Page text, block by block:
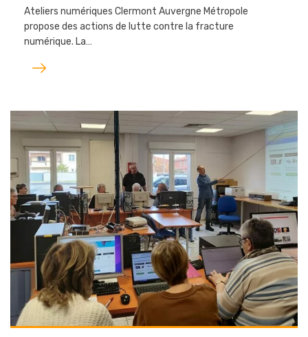
Ateliers numériques Clermont Auvergne Métropole
propose des actions de lutte contre la fracture
numérique. La…
Lire
l'article